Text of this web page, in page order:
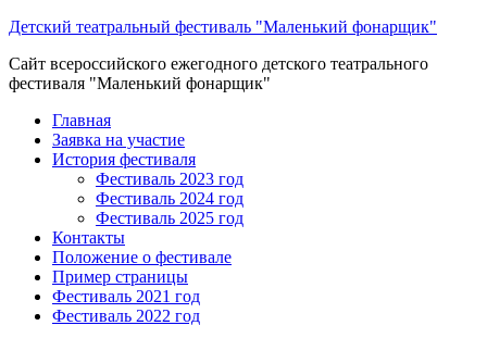
Перейти
содержимому
Детский театральный фестиваль "Маленький фонарщик"
Сайт всероссийского ежегодного детского театрального
фестиваля "Маленький фонарщик"
Главная
Заявка на участие
История фестиваля
Фестиваль 2023 год
Фестиваль 2024 год
Фестиваль 2025 год
Контакты
Положение о фестивале
Пример страницы
Фестиваль 2021 год
Фестиваль 2022 год